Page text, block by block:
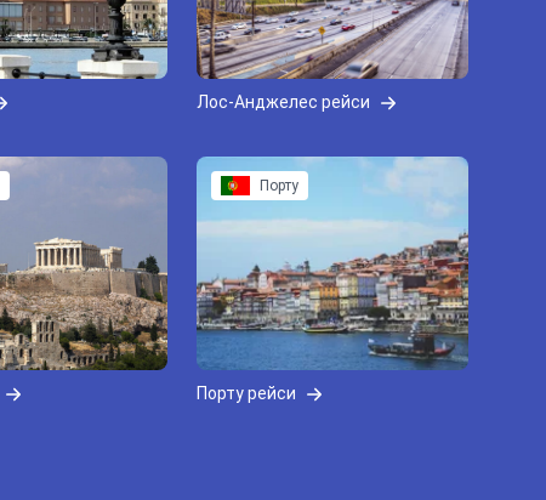
Лос-Анджелес рейси
Порту
Порту рейси